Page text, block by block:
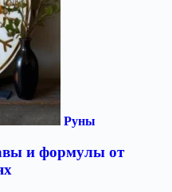
Руны
и формулы от